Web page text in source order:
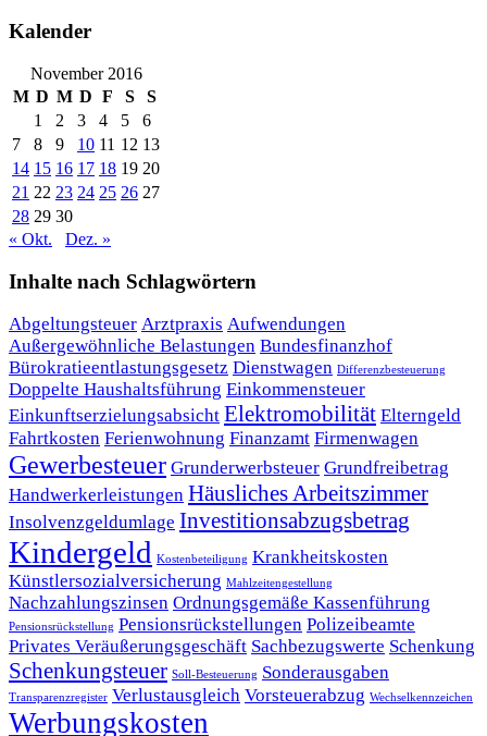
Kalender
November 2016
M D M D F S
S
1
2 3 4 5
6
7
8 9 10 11 12 13
14 15 16 17 18 19 20
21 22 23 24 25 26 27
28 29 30
« Okt.
Dez. »
Inhalte nach Schlagwörtern
Abgeltungsteuer Arztpraxis Aufwendungen
Außergewöhnliche Belastungen Bundesfinanzhof
Bürokratieentlastungsgesetz Dienstwagen Differenzbesteuerung
Doppelte Haushaltsführung Einkommensteuer
Einkunftserzielungsabsicht Elektromobilität Elterngeld
Fahrtkosten Ferienwohnung Finanzamt Firmenwagen
Gewerbesteuer Grunderwerbsteuer Grundfreibetrag
Handwerkerleistungen Häusliches Arbeitszimmer
Insolvenzgeldumlage Investitionsabzugsbetrag
Kindergeld Kostenbeteiligung Krankheitskosten
Künstlersozialversicherung Mahlzeitengestellung
Nachzahlungszinsen Ordnungsgemäße Kassenführung
Pensionsrückstellung Pensionsrückstellungen Polizeibeamte
Privates Veräußerungsgeschäft Sachbezugswerte Schenkung
Schenkungsteuer Soll-Besteuerung Sonderausgaben
Transparenzregister Verlustausgleich Vorsteuerabzug Wechselkennzeichen
Werbungskosten